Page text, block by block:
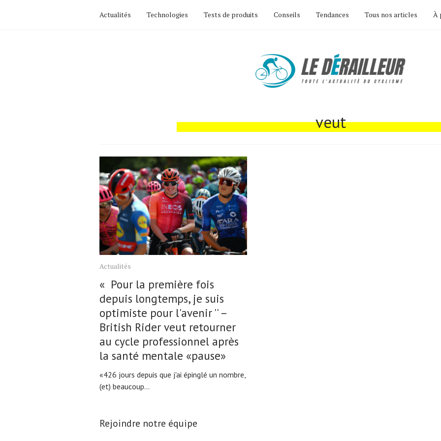
Actualités Technologies Tests de produits Conseils Tendances Tous nos articles À
veut
Actualités
« Pour la première fois
depuis longtemps, je suis
optimiste pour l'avenir '' –
British Rider veut retourner
au cycle professionnel après
la santé mentale «pause»
«426 jours depuis que j'ai épinglé un nombre,
(et) beaucoup...
Rejoindre notre équipe